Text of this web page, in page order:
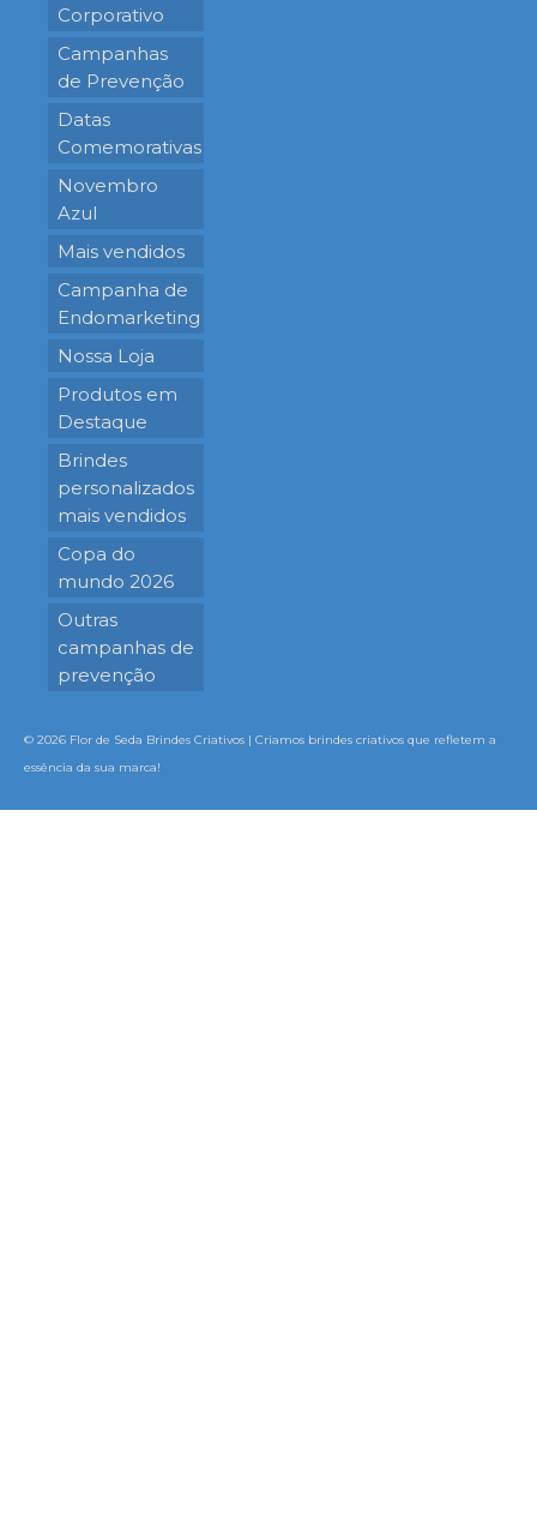
Corporativo
Campanhas
de Prevenção
Datas
Comemorativas
Novembro
Azul
Mais vendidos
Campanha de
Endomarketing
Nossa Loja
Produtos em
Destaque
Brindes
personalizados
mais vendidos
Copa do
mundo 2026
Outras
campanhas de
prevenção
© 2026 Flor de Seda Brindes Criativos | Criamos brindes criativos que refletem a
essência da sua marca!